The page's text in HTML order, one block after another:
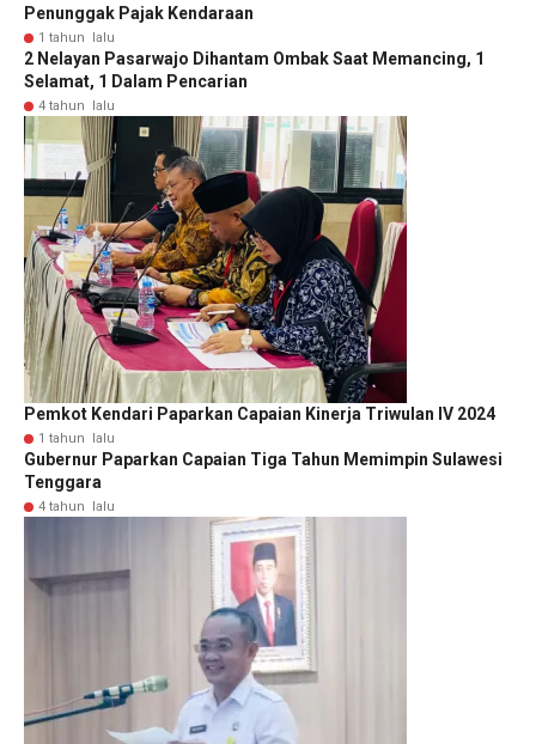
Penunggak Pajak Kendaraan
1 tahun lalu
2 Nelayan Pasarwajo Dihantam Ombak Saat Memancing, 1
Selamat, 1 Dalam Pencarian
4 tahun lalu
Pemkot Kendari Paparkan Capaian Kinerja Triwulan IV 2024
1 tahun lalu
Gubernur Paparkan Capaian Tiga Tahun Memimpin Sulawesi
Tenggara
4 tahun lalu